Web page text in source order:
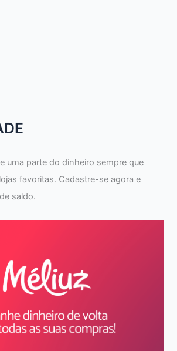
uma parte do dinheiro sempre que
favoritas. Cadastre-se agora e
saldo.